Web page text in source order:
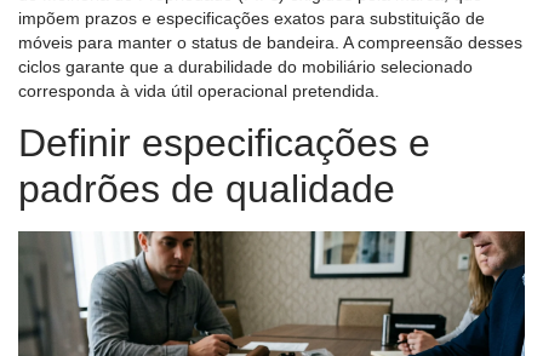
impõem prazos e especificações exatos para substituição de
móveis para manter o status de bandeira. A compreensão desses
ciclos garante que a durabilidade do mobiliário selecionado
corresponda à vida útil operacional pretendida.
Definir especificações e
padrões de qualidade